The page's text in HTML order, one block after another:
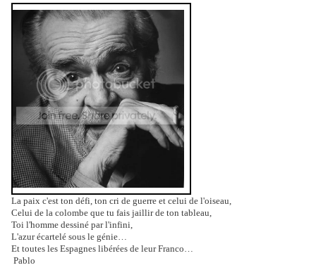
La paix c'est ton défi, ton cri de guerre et celui de l'oiseau,
Celui de la colombe que tu fais jaillir de ton tableau,
Toi l'homme dessiné par l'infini,
L'azur écartelé sous le génie…
Et toutes les Espagnes libérées de leur Franco…
Pablo